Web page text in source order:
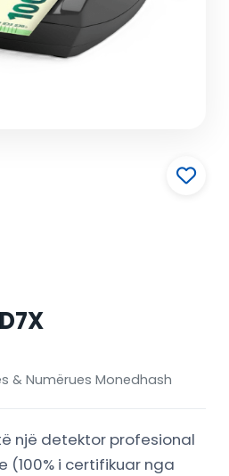
& Numërues Monedhash
një detektor profesional
(100% i certifikuar nga